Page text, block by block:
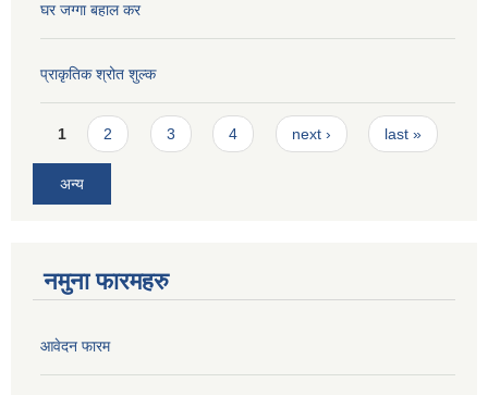
घर जग्गा बहाल कर
प्राकृतिक श्रोत शुल्क
Pages
1 2 3 4 next › last »
अन्य
नमुना फारमहरु
आवेदन फारम